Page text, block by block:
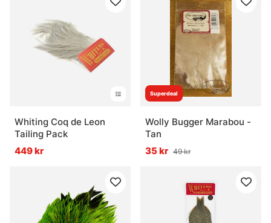
Whiting Coq de Leon
Tailing Pack
449 kr
Superdeal
Wolly Bugger Marabou -
Tan
35 kr 49 kr